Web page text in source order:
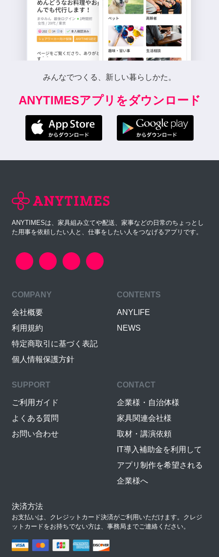
みんなでつくる、新しい暮らしかた。
ANYTIMESアプリをダウンロード
ANYTIMESは、家具組み立てや配送、家事などの日常のちょっとし
た用事を依頼したい人と、仕事をしたい人をつなげるアプリです。
COMPANY
会社概要
利用規約
特定商取引に基づく表記
個人情報保護方針
CONTENTS
ANYLIFE
NEWS
SUPPORT
ご利用ガイド
よくある質問
お問い合わせ
CONTACT
企業様・自治体様
家具関連会社様
取材・講演依頼
IT導入補助金を利用して
アプリ制作を希望される
企業様へ
決済方法
お支払いは、クレジットカード決済がご利用いただけます。クレジ
ットカードをお持ちでない方は、事務局までご連絡ください。